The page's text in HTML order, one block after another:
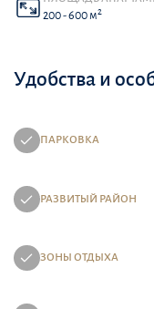
200 - 600 м2
Удобства и
ПАРКОВКА
РАЗВИТЫЙ РАЙОН
ЗОНЫ ОТДЫХА